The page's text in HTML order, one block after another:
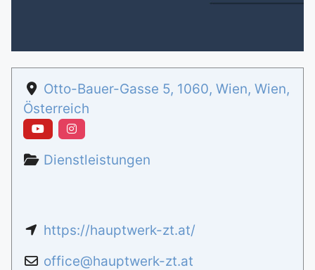
Otto-Bauer-Gasse 5, 1060, Wien, Wien,
Österreich
Dienstleistungen
https://hauptwerk-zt.at/
office@hauptwerk-zt.at